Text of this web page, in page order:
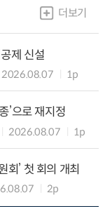
더보기
제 신설
2026.08.07 1p
’으로 재지정
2026.08.07 1p
’ 첫 회의 개최
2p